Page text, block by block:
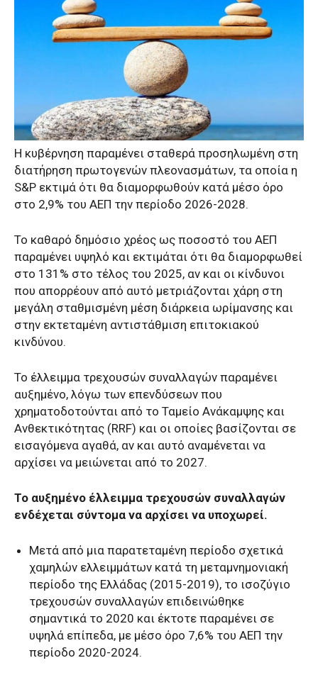
Η κυβέρνηση παραμένει σταθερά προσηλωμένη στη
διατήρηση πρωτογενών πλεονασμάτων, τα οποία η
S&P εκτιμά ότι θα διαμορφωθούν κατά μέσο όρο
στο 2,9% του ΑΕΠ την περίοδο 2026-2028.
Το καθαρό δημόσιο χρέος ως ποσοστό του ΑΕΠ
παραμένει υψηλό και εκτιμάται ότι θα διαμορφωθεί
στο 131% στο τέλος του 2025, αν και οι κίνδυνοι
που απορρέουν από αυτό μετριάζονται χάρη στη
μεγάλη σταθμισμένη μέση διάρκεια ωρίμανσης και
στην εκτεταμένη αντιστάθμιση επιτοκιακού
κινδύνου.
Το έλλειμμα τρεχουσών συναλλαγών παραμένει
αυξημένο, λόγω των επενδύσεων που
χρηματοδοτούνται από το Ταμείο Ανάκαμψης και
Ανθεκτικότητας (RRF) και οι οποίες βασίζονται σε
εισαγόμενα αγαθά, αν και αυτό αναμένεται να
αρχίσει να μειώνεται από το 2027.
Το αυξημένο έλλειμμα τρεχουσών συναλλαγών
ενδέχεται σύντομα να αρχίσει να υποχωρεί.
Μετά από μια παρατεταμένη περίοδο σχετικά
χαμηλών ελλειμμάτων κατά τη μεταμνημονιακή
περίοδο της Ελλάδας (2015-2019), το ισοζύγιο
τρεχουσών συναλλαγών επιδεινώθηκε
σημαντικά το 2020 και έκτοτε παραμένει σε
υψηλά επίπεδα, με μέσο όρο 7,6% του ΑΕΠ την
περίοδο 2020-2024.